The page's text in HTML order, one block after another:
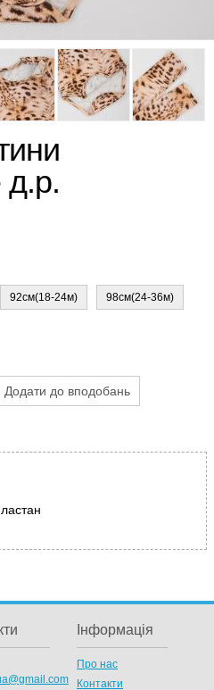
д.р.
92см(18-24м) 98см(24-36м)
Інформація
Про нас
Контакти